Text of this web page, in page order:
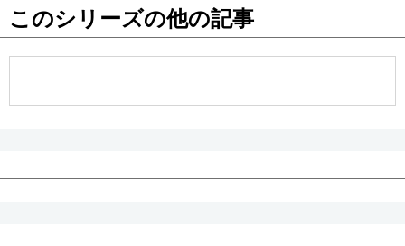
東京
このシリーズの他の記事